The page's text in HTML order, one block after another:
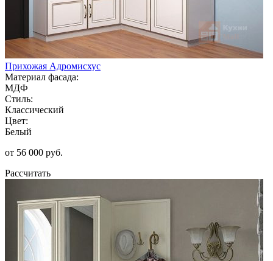
Прихожая Адромисхус
Материал фасада:
МДФ
Стиль:
Классический
Цвет:
Белый
от 56 000 руб.
Рассчитать